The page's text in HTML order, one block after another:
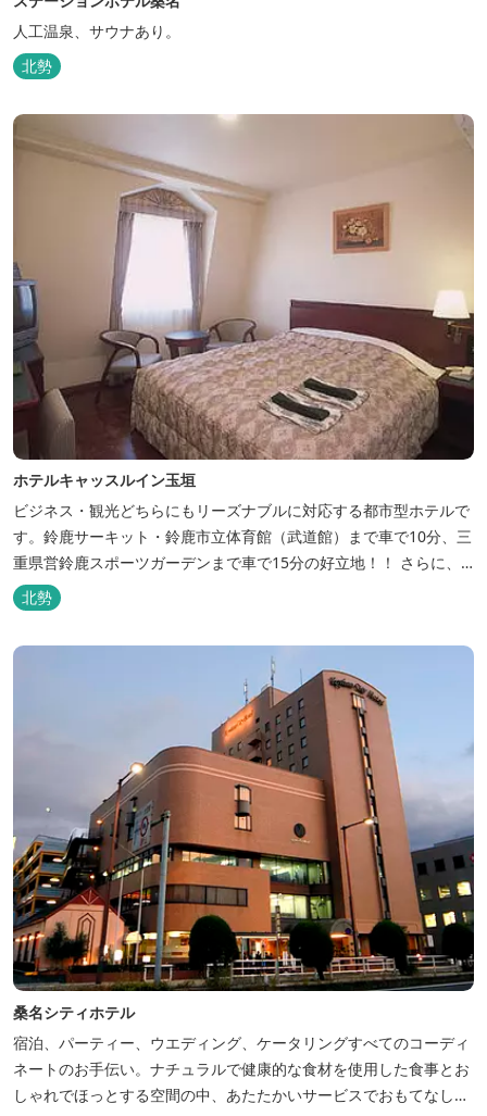
人工温泉、サウナあり。
北勢
ホテルキャッスルイン玉垣
ビジネス・観光どちらにもリーズナブルに対応する都市型ホテルで
す。鈴鹿サーキット・鈴鹿市立体育館（武道館）まで車で10分、三
重県営鈴鹿スポーツガーデンまで車で15分の好立地！！ さらに、
全檜造り貸切風呂や各種サービスでお待ち致しております。
北勢
桑名シティホテル
宿泊、パーティー、ウエディング、ケータリングすべてのコーディ
ネートのお手伝い。ナチュラルで健康的な食材を使用した食事とお
しゃれでほっとする空間の中、あたたかいサービスでおもてなしい